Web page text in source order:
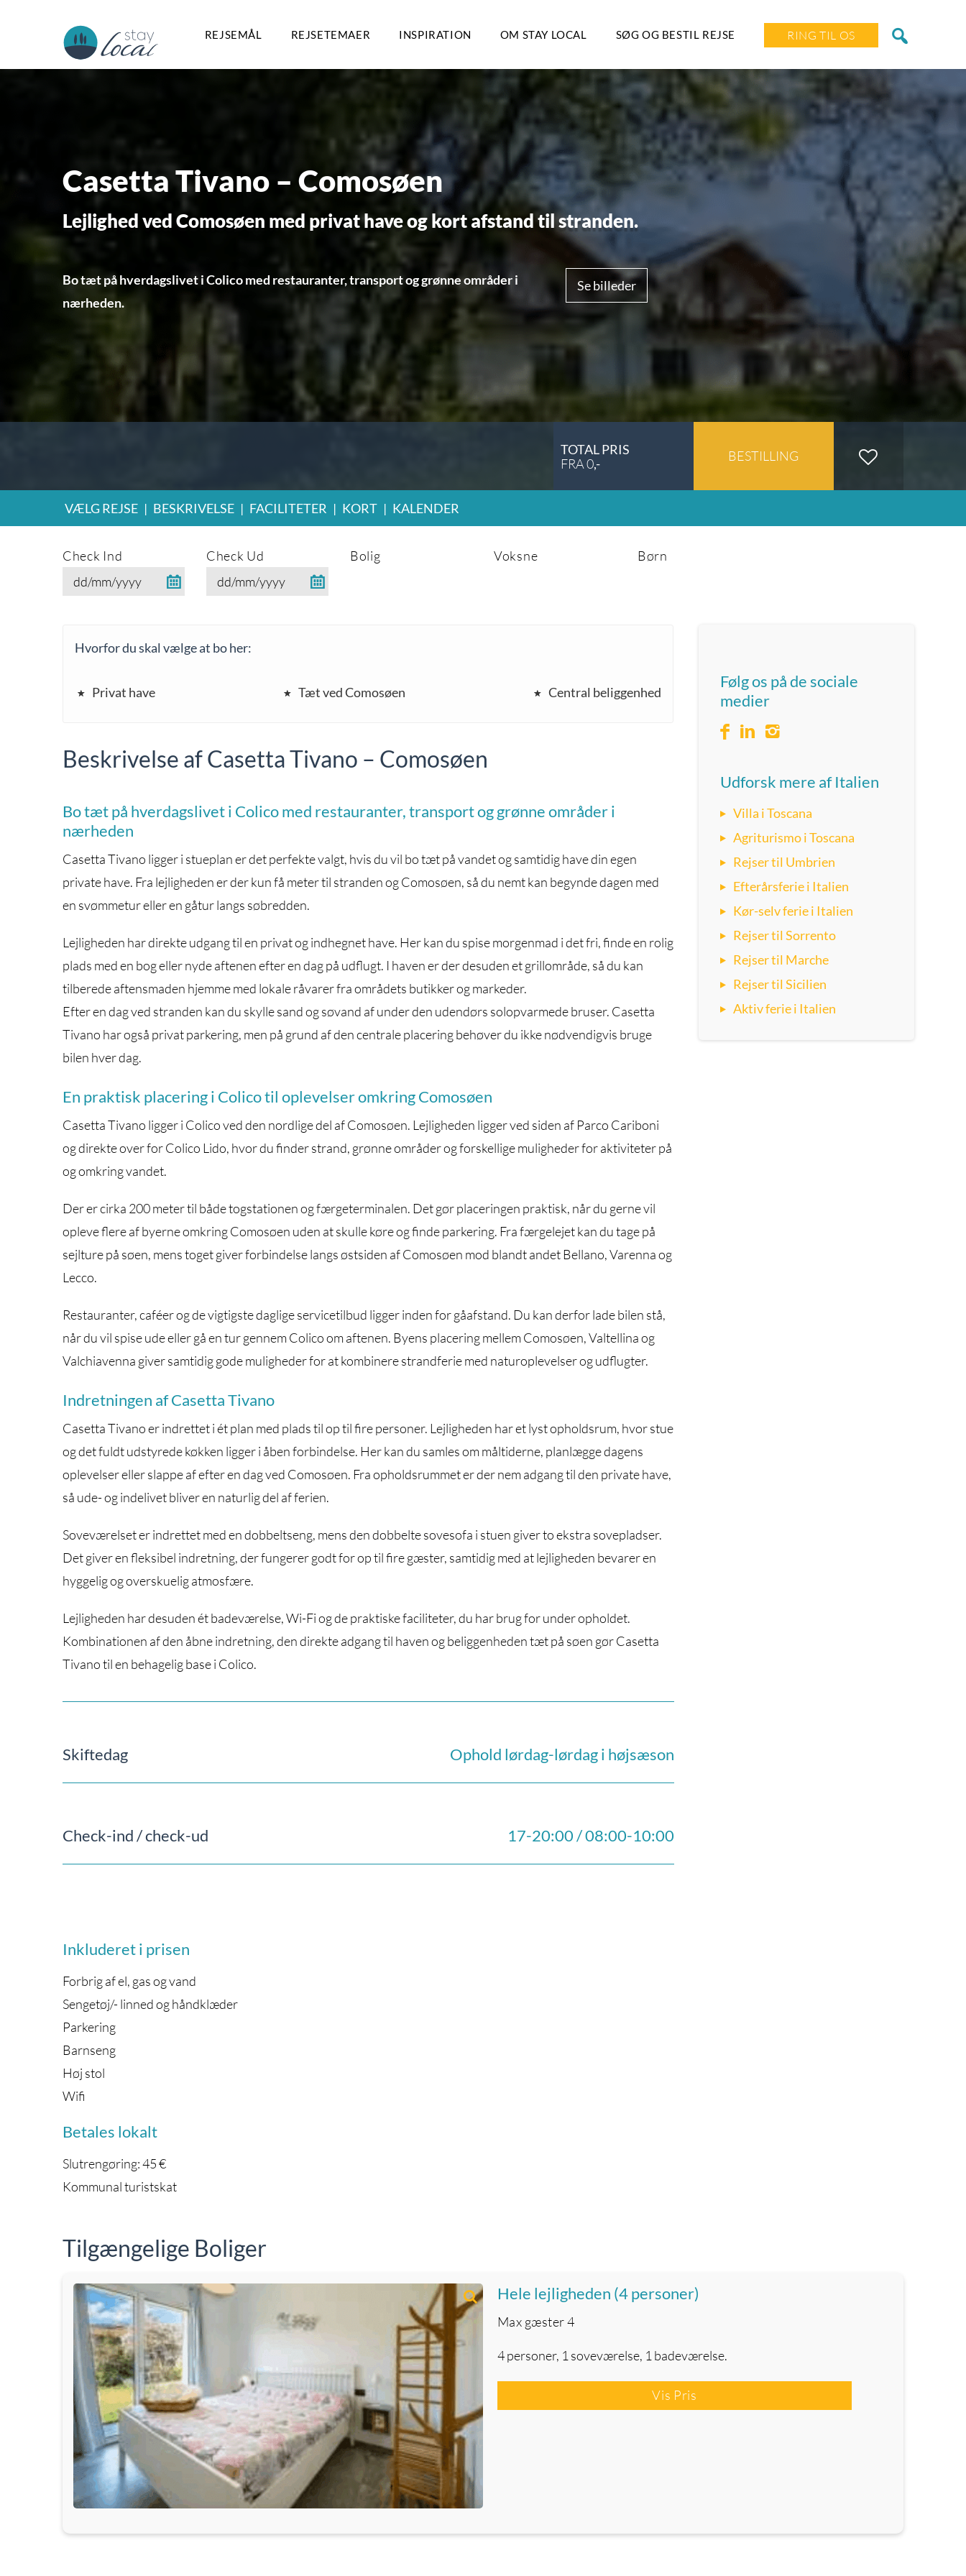
RING TIL OS
REJSEMÅL REJSETEMAER INSPIRATION OM STAY LOCAL SØG OG BESTIL REJSE
Casetta Tivano – Comosøen
Lejlighed ved Comosøen med privat have og kort afstand til stranden.
Bo tæt på hverdagslivet i Colico med restauranter, transport og grønne områder i
nærheden.
Se billeder
TOTAL PRIS
FRA0,- BESTILLING
VÆLG REJSE | BESKRIVELSE | FACILITETER | KORT | KALENDER
Check Ind Check Ud Bolig Voksne Børn
Hvorfor du skal vælge at bo her:
Privat have Tæt ved Comosøen Central beliggenhed
Beskrivelse af Casetta Tivano – Comosøen
Bo tæt på hverdagslivet i Colico med restauranter, transport og grønne områder i
nærheden
Casetta Tivano ligger i stueplan er det perfekte valgt, hvis du vil bo tæt på vandet og samtidig have din egen
private have. Fra lejligheden er der kun få meter til stranden og Comosøen, så du nemt kan begynde dagen med
en svømmetur eller en gåtur langs søbredden.
Lejligheden har direkte udgang til en privat og indhegnet have. Her kan du spise morgenmad i det fri, finde en rolig
plads med en bog eller nyde aftenen efter en dag på udflugt. I haven er der desuden et grillområde, så du kan
tilberede aftensmaden hjemme med lokale råvarer fra områdets butikker og markeder.
Efter en dag ved stranden kan du skylle sand og søvand af under den udendørs solopvarmede bruser. Casetta
Tivano har også privat parkering, men på grund af den centrale placering behøver du ikke nødvendigvis bruge
bilen hver dag.
En praktisk placering i Colico til oplevelser omkring Comosøen
Casetta Tivano ligger i Colico ved den nordlige del af Comosøen. Lejligheden ligger ved siden af Parco Cariboni
og direkte over for Colico Lido, hvor du finder strand, grønne områder og forskellige muligheder for aktiviteter på
og omkring vandet.
Der er cirka 200 meter til både togstationen og færgeterminalen. Det gør placeringen praktisk, når du gerne vil
opleve flere af byerne omkring Comosøen uden at skulle køre og finde parkering. Fra færgelejet kan du tage på
sejlture på søen, mens toget giver forbindelse langs østsiden af Comosøen mod blandt andet Bellano, Varenna og
Lecco.
Restauranter, caféer og de vigtigste daglige servicetilbud ligger inden for gåafstand. Du kan derfor lade bilen stå,
når du vil spise ude eller gå en tur gennem Colico om aftenen. Byens placering mellem Comosøen, Valtellina og
Valchiavenna giver samtidig gode muligheder for at kombinere strandferie med naturoplevelser og udflugter.
Indretningen af Casetta Tivano
Casetta Tivano er indrettet i ét plan med plads til op til fire personer. Lejligheden har et lyst opholdsrum, hvor stue
og det fuldt udstyrede køkken ligger i åben forbindelse. Her kan du samles om måltiderne, planlægge dagens
oplevelser eller slappe af efter en dag ved Comosøen. Fra opholdsrummet er der nem adgang til den private have,
så ude- og indelivet bliver en naturlig del af ferien.
Soveværelset er indrettet med en dobbeltseng, mens den dobbelte sovesofa i stuen giver to ekstra sovepladser.
Det giver en fleksibel indretning, der fungerer godt for op til fire gæster, samtidig med at lejligheden bevarer en
hyggelig og overskuelig atmosfære.
Lejligheden har desuden ét badeværelse, Wi-Fi og de praktiske faciliteter, du har brug for under opholdet.
Kombinationen af den åbne indretning, den direkte adgang til haven og beliggenheden tæt på søen gør Casetta
Tivano til en behagelig base i Colico.
Skiftedag Ophold lørdag-lørdag i højsæson
Check-ind / check-ud 17-20:00 / 08:00-10:00
Følg os på de sociale
medier
Udforsk mere af Italien
Villa i Toscana
Agriturismo i Toscana
Rejser til Umbrien
Efterårsferie i Italien
Kør-selv ferie i Italien
Rejser til Sorrento
Rejser til Marche
Rejser til Sicilien
Aktiv ferie i Italien
Inkluderet i prisen
Forbrig af el, gas og vand
Sengetøj/- linned og håndklæder
Parkering
Barnseng
Høj stol
Wifi
Betales lokalt
Slutrengøring: 45 €
Kommunal turistskat
Tilgængelige Boliger
Hele lejligheden (4 personer)
Max gæster4
4 personer, 1 soveværelse, 1 badeværelse.
Vis Pris